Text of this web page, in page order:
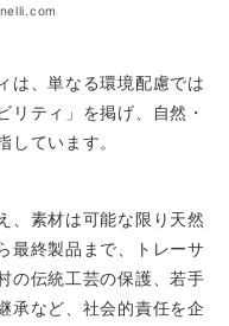
は、単なる環境配慮では
リティ」を掲げ、自然・
しています。
、素材は可能な限り天然
最終製品まで、トレーサ
の伝統工芸の保護、若手
承など、社会的責任を企